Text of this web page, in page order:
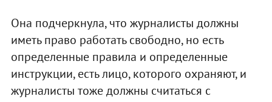
Она подчеркнула, что журналисты должны
иметь право работать свободно, но есть
определенные правила и определенные
инструкции, есть лицо, которого охраняют, и
журналисты тоже должны считаться с